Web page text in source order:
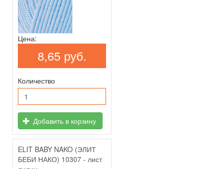
Цена:
8,65 руб.
Количество
Добавить в корзину
ELIT BABY NAKO (ЭЛИТ
БЕБИ НАКО) 10307 - лист